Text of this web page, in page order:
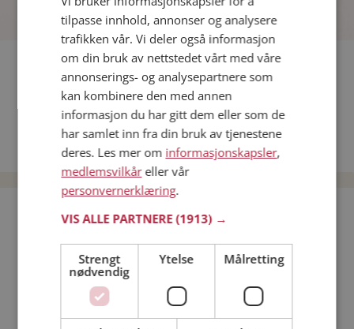
Fler single
Date menn i Norge
Date kvinner i Norge
Bli medlem gratis!
Jeg er en: Mann Kvinne
Min alder:
tilpasse innhold, annonser og analysere
trafikken vår. Vi deler også informasjon
om din bruk av nettstedet vårt med våre
annonserings- og analysepartnere som
kan kombinere den med annen
informasjon du har gitt dem eller som de
har samlet inn fra din bruk av tjenestene
deres. Les mer om informasjonskapsler,
medlemsvilkåreller vår
personvernerklæring.
VIS ALLE PARTNERE(1913) →
Strengt
nødvendig
Ytelse Målretting